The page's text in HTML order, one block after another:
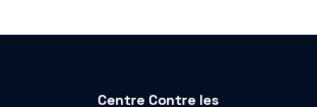
Centre Contre les